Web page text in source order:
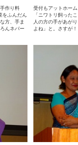
作り料
をふんだん
方、手ま
んネパー
受付もアットホー
「ニワトリ飼った
人の方の手があが
よね」と。さすが